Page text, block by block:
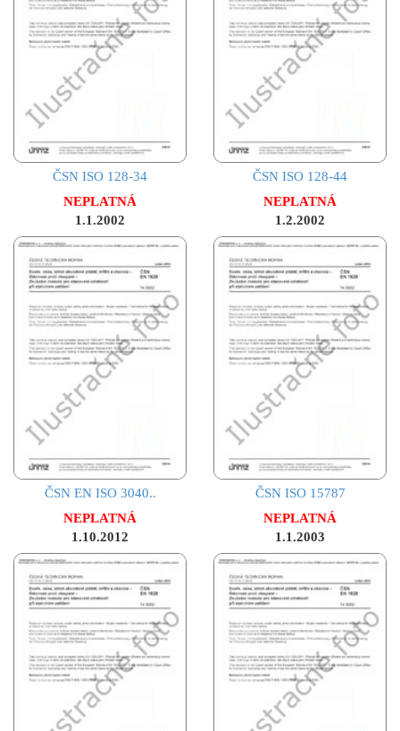
ČSN ISO 128-34
NEPLATNÁ
1.1.2002
ČSN ISO 128-44
NEPLATNÁ
1.2.2002
ČSN EN ISO 3040..
NEPLATNÁ
1.10.2012
ČSN ISO 15787
NEPLATNÁ
1.1.2003